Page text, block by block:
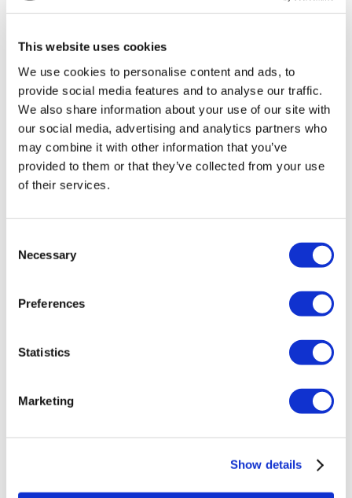
This website uses cookies
We use cookies to personalise content and ads, to
provide social media features and to analyse our traffic.
We also share information about your use of our site with
our social media, advertising and analytics partners who
may combine it with other information that you’ve
provided to them or that they’ve collected from your use
of their services.
Selection
Necessary
Preferences
Statistics
Marketing
Show details
TÜRSAB – Les transactions sur flymedi.com sont gérées par
12276).
santé certifié en tourisme de santé.
Comment Ça Marche
Guide Pré-Op
Auteurs & évaluateurs
Flymedi Programme de Parrainage
Plans De Paiement
FAQ
Termes et conditions
Ajoutez votre clinique